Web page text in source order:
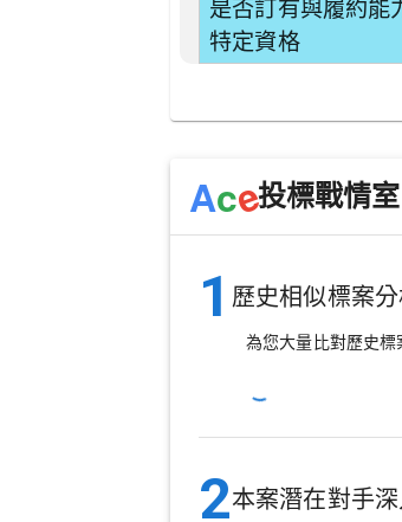
是否訂有與履約能
特定資格
Ace投標戰情室
1 歷史相似標案
為您大量比對歷史標
2本案潛在對手